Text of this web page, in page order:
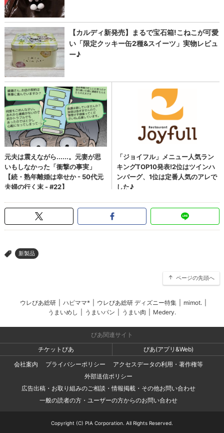
> 新製品
ページの先頭へ
ウレぴあ総研 ハピママ* ウレぴあ総研 ディズニー特集 mimot.
うまいめし
うまいパン うまい肉 Medery.
ぴあ関連サイト
チケットぴあ
ぴあ(アプリ&Web)
会社案内
プライバシーポリシー
アクセスデータの利用・著作権等
外部送信ポリシー
広告出稿・お取り組みのご相談・情報掲載・その他お問い合わせ
一般の読者の方・ユーザーの方からのお問い合わせ
Copyright (C) PIA Corporation. All Rights Reserved.